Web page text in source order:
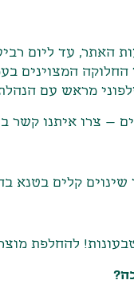
האתר, עד ליום
החלוקה המצוינים
מראש עם
איתנו קשר בטלפון
שינוים קלים בטנא
להחלפת